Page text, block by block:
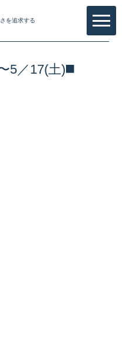
を追求する
5／17(土)◼️